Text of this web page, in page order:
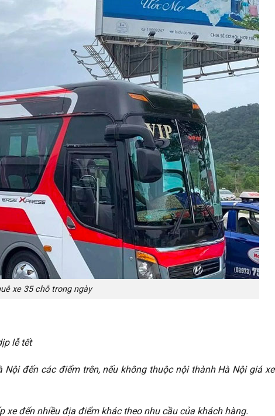
xe 35 chỗ trong ngày
lễ tết
đến các điểm trên, nếu không thuộc nội thành Hà Nội giá xe
xe đến nhiều địa điểm khác theo nhu cầu của khách hàng.